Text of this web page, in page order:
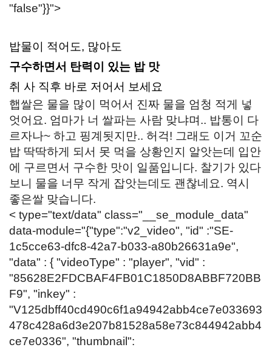
"false"}}">
밥물이 적어도, 많아도
구수하면서 탄력이 있는 밥 맛
취 사 직후 바로 저어서 보세요
햅쌀은 물을 많이 먹어서 진짜 물을 엄청 적게 넣
엇어요. 엄마가 너 쌀파는 사람 맞냐며.. 밥통이 다
르자나~ 하고 핑계됫지만.. 허걱! 그래도 이거 꼬순
밥 딱딱하게 되서 못 먹을 상황인지 알앗는데 입안
에 구르면서 구수한 맛이 일품입니다. 찰기가 있다
보니 물을 너무 작게 잡앗는데도 괜찮네요. 역시
좋은쌀 맞습니다.
< type="text/data" class="__se_module_data"
data-module="{"type":"v2_video", "id" :"SE-
1c5cce63-dfc8-42a7-b033-a80b26631a9e",
"data" : { "videoType" : "player", "vid" :
"85628E2FDCBAF4FB01C1850D8ABBF720BB
F9", "inkey" :
"V125dbff40cd490c6f1a94942abb4ce7e033693
478c428a6d3e207b81528a58e73c844942abb4
ce7e0336", "thumbnail":